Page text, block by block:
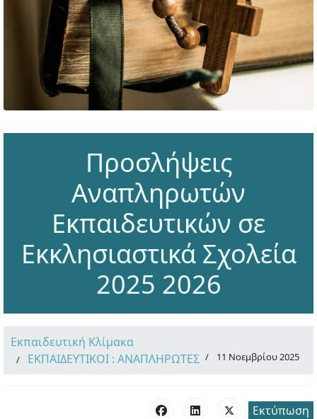
Προσλήψεις
Αναπληρωτών
Εκπαιδευτικών σε
Εκκλησιαστικά Σχολεία
2025 2026
Εκπαιδευτική Κλίμακα
ΕΚΠΑΙΔΕΥΤΙΚΟΙ : ΑΝΑΠΛΗΡΩΤΕΣ
11 Νοεμβρίου 2025
Εκτύπωση